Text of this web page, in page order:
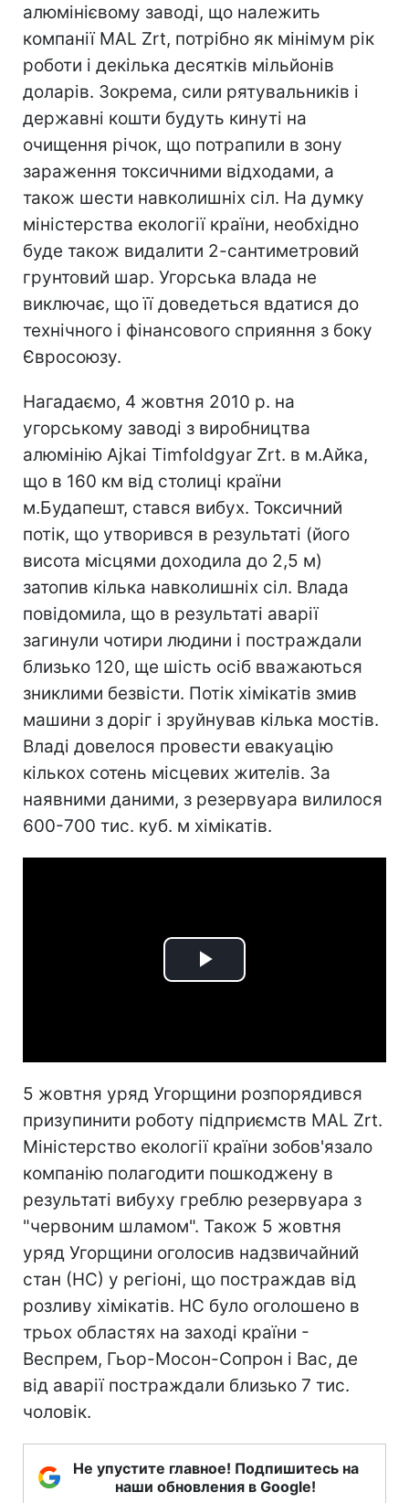
алюмінієвому заводі, що належить
компанії MAL Zrt, потрібно як мінімум рік
роботи і декілька десятків мільйонів
доларів. Зокрема, сили рятувальників і
державні кошти будуть кинуті на
очищення річок, що потрапили в зону
зараження токсичними відходами, а
також шести навколишніх сіл. На думку
міністерства екології країни, необхідно
буде також видалити 2-сантиметровий
грунтовий шар. Угорська влада не
виключає, що її доведеться вдатися до
технічного і фінансового сприяння з боку
Євросоюзу.
Нагадаємо, 4 жовтня 2010 р. на
угорському заводі з виробництва
алюмінію Ajkai Timfoldgyar Zrt. в м.Aйка,
що в 160 км від столиці країни
м.Будапешт, стався вибух. Токсичний
потік, що утворився в результаті (його
висота місцями доходила до 2,5 м)
затопив кілька навколишніх сіл. Влада
повідомила, що в результаті аварії
загинули чотири людини і постраждали
близько 120, ще шість осіб вважаються
зниклими безвісти. Потік хімікатів змив
машини з доріг і зруйнував кілька мостів.
Владі довелося провести евакуацію
кількох сотень місцевих жителів. За
наявними даними, з резервуара вилилося
600-700 тис. куб. м хімікатів.
Play
5 жовтня уряд Угорщини розпорядився
призупинити роботу підприємств MAL Zrt.
Міністерство екології країни зобов'язало
компанію полагодити пошкоджену в
результаті вибуху греблю резервуара з
"червоним шламом". Також 5 жовтня
уряд Угорщини оголосив надзвичайний
стан (НС) у регіоні, що постраждав від
розливу хімікатів. НС було оголошено в
трьох областях на заході країни -
Веспрем, Гьор-Мосон-Сопрон і Вас, де
від аварії постраждали близько 7 тис.
чоловік.
Не упустите главное! Подпишитесь на
наши обновления в Google!